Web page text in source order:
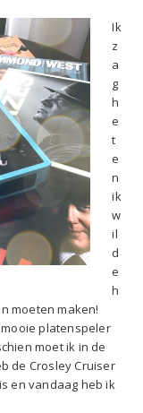
Ik
z
a
g
h
e
t
e
n
ik
w
il
d
e
h
moeten maken!
platenspeler
moet ik in de
de Crosley Cruiser
en vandaag heb ik